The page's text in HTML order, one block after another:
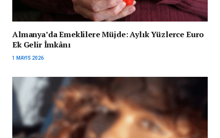
Almanya’da Emeklilere Müjde: Aylık Yüzlerce Euro
Ek Gelir İmkânı
1 MAYIS 2026